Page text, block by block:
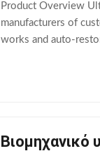
Product Overview
manufacturers of
works and auto-
Βιομηχανικό